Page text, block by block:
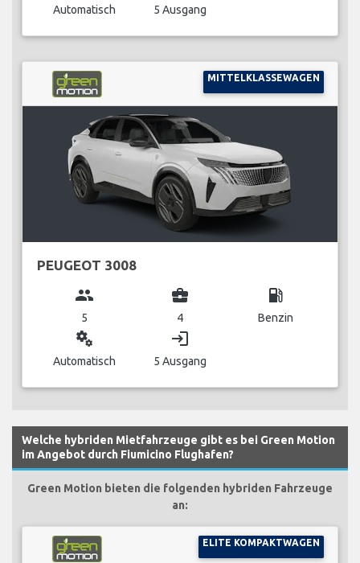
Automatisch 5 Ausgang
MITTELKLASSEWAGEN
PEUGEOT 3008
group
5
business_center
4
local_gas_station
Benzin
miscellaneous_services
Automatisch
login
5 Ausgang
Welche hybriden Mietfahrzeuge gibt es bei Green Motion
im Angebot durch Fiumicino Flughafen?
Green Motion bieten die folgenden hybriden Fahrzeuge
an:
ELITE KOMPAKTWAGEN